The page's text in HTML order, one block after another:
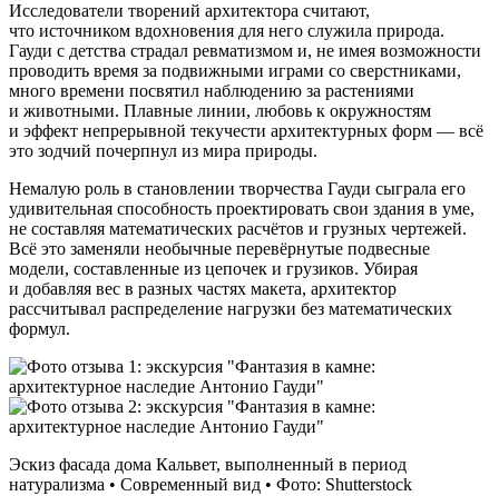
Исследователи творений архитектора считают,
что источником вдохновения для него служила природа.
Гауди с детства страдал ревматизмом и, не имея возможности
проводить время за подвижными играми со сверстниками,
много времени посвятил наблюдению за растениями
и животными. Плавные линии, любовь к окружностям
и эффект непрерывной текучести архитектурных форм — всё
это зодчий почерпнул из мира природы.
Немалую роль в становлении творчества Гауди сыграла его
удивительная способность проектировать свои здания в уме,
не составляя математических расчётов и грузных чертежей.
Всё это заменяли необычные перевёрнутые подвесные
модели, составленные из цепочек и грузиков. Убирая
и добавляя вес в разных частях макета, архитектор
рассчитывал распределение нагрузки без математических
формул.
Эскиз фасада дома Кальвет, выполненный в период
натурализма • Современный вид • Фото: Shutterstock